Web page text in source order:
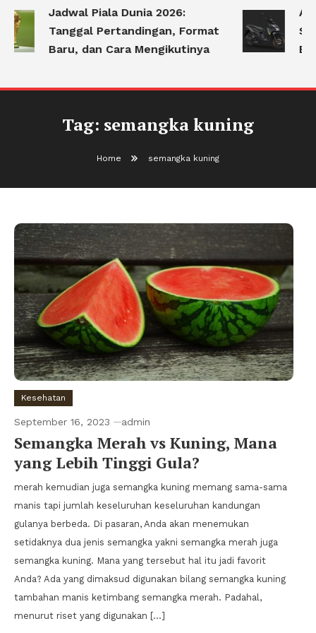
Jadwal Piala Dunia 2026:
Tanggal Pertandingan, Format
Baru, dan Cara Mengikutinya
Tag: semangka kuning
Home semangka kuning
Kesehatan
September 16, 2023 admin
Semangka Merah vs Kuning, Mana
yang Lebih Tinggi Gula?
merah kemudian juga semangka kuning memang sama-sama
manis tapi jumlah keseluruhan keseluruhan kandungan
gulanya berbeda. Di pasaran, Anda akan menemukan
setidaknya dua jenis semangka yakni semangka merah juga
semangka kuning. Mana yang tersebut hal itu jadi favorit
Anda? Ada yang dimaksud digunakan bilang semangka kuning
tambahan manis ketimbang semangka merah. Padahal,
menurut riset yang digunakan […]